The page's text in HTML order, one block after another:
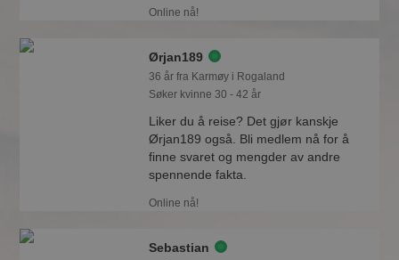
Online nå!
Ørjan189
36 år fra Karmøy i Rogaland
Søker kvinne 30 - 42 år
Liker du å reise? Det gjør kanskje
Ørjan189 også. Bli medlem nå for å
finne svaret og mengder av andre
spennende fakta.
Online nå!
Sebastian